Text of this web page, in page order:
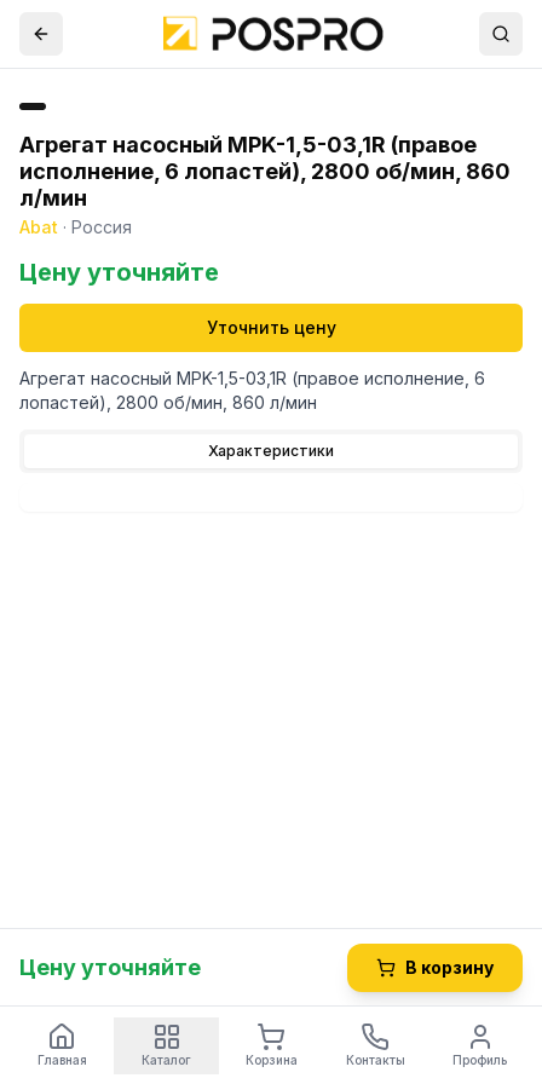
Агрегат насосный MPK-1,5-03,1R (правое
исполнение, 6 лопастей), 2800 об/мин, 860
л/мин
Abat · Россия
Цену уточняйте
Уточнить цену
Агрегат насосный MPK-1,5-03,1R (правое исполнение, 6
лопастей), 2800 об/мин, 860 л/мин
Характеристики
Цену уточняйте В корзину
Главная Каталог Корзина Контакты Профиль